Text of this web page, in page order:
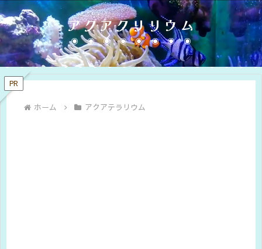
アクアクリリウム
PR
ホーム アクアテラリウム